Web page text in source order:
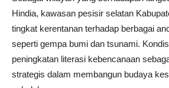
Hindia, kawasan pesisir selatan
tingkat kerentanan terhadap berbagai
seperti gempa bumi dan tsunami.
peningkatan literasi kebencanaan
strategis dalam membangun budaya